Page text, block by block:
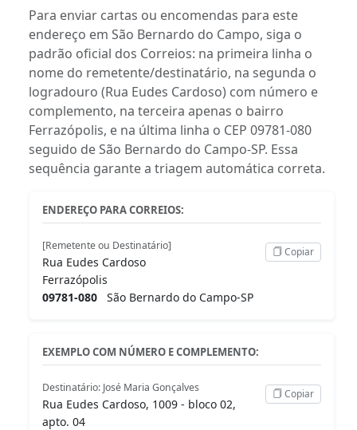
Para enviar cartas ou encomendas para este
endereço em São Bernardo do Campo, siga o
padrão oficial dos Correios: na primeira linha o
nome do remetente/destinatário, na segunda o
logradouro (Rua Eudes Cardoso) com número e
complemento, na terceira apenas o bairro
Ferrazópolis, e na última linha o CEP 09781-080
seguido de São Bernardo do Campo-SP. Essa
sequência garante a triagem automática correta.
ENDEREÇO PARA CORREIOS:
[Remetente ou Destinatário]
Rua Eudes Cardoso
Ferrazópolis
09781-080 São Bernardo do Campo-SP
Copiar
EXEMPLO COM NÚMERO E COMPLEMENTO:
Destinatário: José Maria Gonçalves
Rua Eudes Cardoso, 1009 - bloco 02,
apto. 04
Copiar